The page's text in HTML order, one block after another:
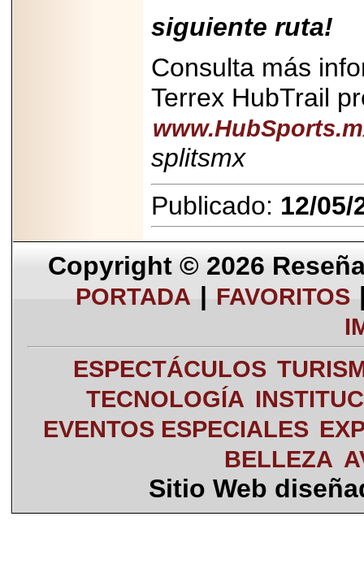
siguiente ruta!
Consulta más
Terrex HubTrail
splitsmx
Publicado: 12/05/
Copyright © 2026
PORTADA | FAVORITOS
ESPECTÁCULOS
TECNOLOGÍA
EVENTOS ESPECIALES
BELLEZA
Sitio Web